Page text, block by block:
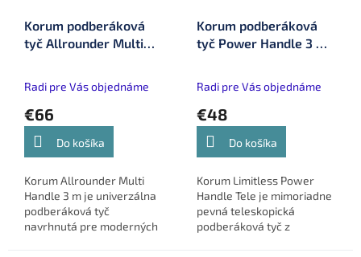
Korum podberáková
tyč Allrounder Multi
Radi pre Vás objednáme
€66
Do košíka
Korum Allrounder Multi
Handle 3 m je univerzálna
podberáková tyč
navrhnutá pre moderných
Korum podberáková
tyč Power Handle 3 m
Radi pre Vás objednáme
€48
Do košíka
Korum Limitless Power
Handle Tele je mimoriadne
pevná teleskopická
podberáková tyč z